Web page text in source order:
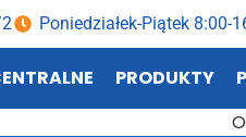
Poniedziałek-Piątek 8:00-
PRODUKTY